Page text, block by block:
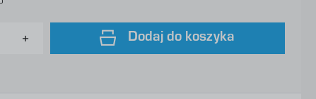
Dodaj do koszyka